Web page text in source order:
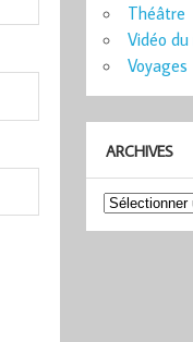
Théâtre
Vidéo
Voyages
ARCHIVES
Archives